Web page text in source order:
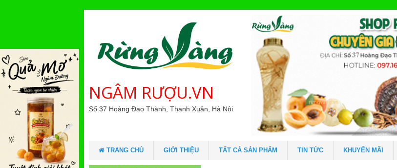
NGÂM RƯỢU.VN
Số 37 Hoàng Đạo Thành, Thanh Xuân, Hà Nội
TRANG CHỦ GIỚI THIỆU TẤT CẢ SẢN PHẨM TIN TỨC KHUYẾN MÃI